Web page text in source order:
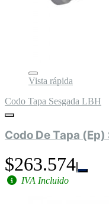
Vista rápida
Codo Tapa Sesgada LBH
Codo De Tapa
$263.574
IVA Incluido